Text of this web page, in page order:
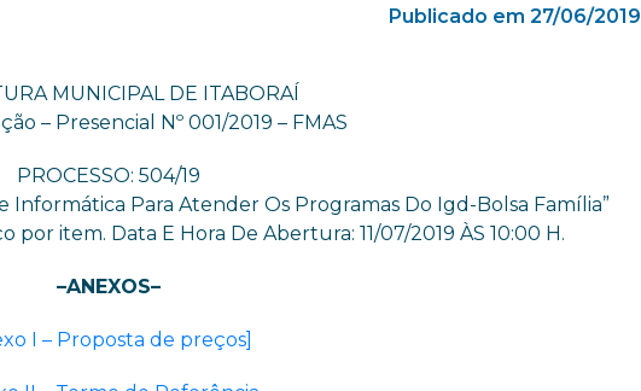
Publicado em 27/06/2019
MUNICIPAL DE ITABORAÍ
– Presencial Nº 001/2019 – FMAS
PROCESSO: 504/19
Informática Para Atender Os Programas Do Igd-Bolsa Família”
item. Data E Hora De Abertura: 11/07/2019 ÀS 10:00 H.
–ANEXOS–
I – Proposta de preços]